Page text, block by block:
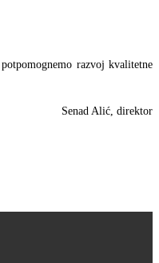
razvoj kvalitetne
direktor